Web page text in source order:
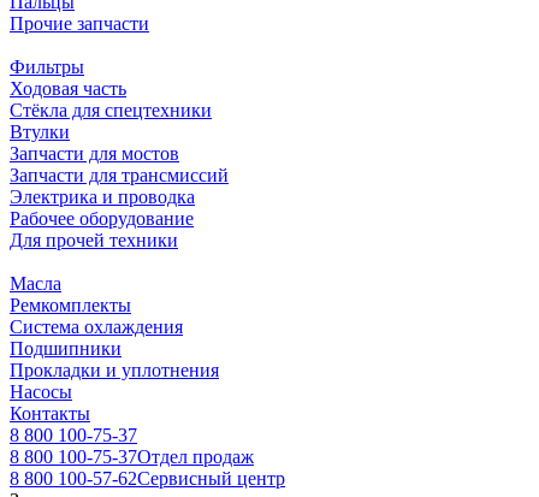
Прочие запчасти
Фильтры
Ходовая часть
Стёкла для спецтехники
Втулки
Запчасти для мостов
Запчасти для трансмиссий
Электрика и проводка
Рабочее оборудование
Для прочей техники
Масла
Ремкомплекты
Система охлаждения
Подшипники
Прокладки и уплотнения
Насосы
Контакты
8 800 100-75-37
8 800 100-75-37Отдел продаж
8 800 100-57-62Сервисный центр